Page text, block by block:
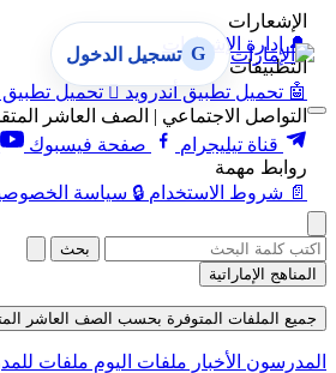
الإشعارات
🔔 إدارة الإشعارات
التطبيقات
🤖 تحميل تطبيق أندرويد  تحميل تطبيق
التواصل الاجتماعي | الصف العاشر
قناة تيليجرام
صفحة فيسبوك
روابط مهمة
📄 شروط الاستخدام 🔒 سياسة
G تسجيل الدخول
بحث
المناهج الإماراتية
جميع الملفات المتوفرة بحسب الصف العاشر
المدرسون الأخبار ملفات اليوم ملفات